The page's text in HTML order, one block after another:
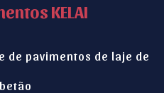
KELAI
pavimentos de laje de
betão